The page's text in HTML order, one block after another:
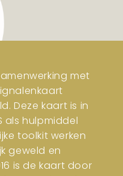
met
Deze kaart is in
als hulpmiddel
toolkit werken
geweld en
is de kaart door